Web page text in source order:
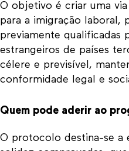
O objetivo é criar uma
para a imigração laboral,
previamente qualificadas
estrangeiros de países
célere e previsível,
conformidade legal e
Quem pode aderir ao
O protocolo destina-se a